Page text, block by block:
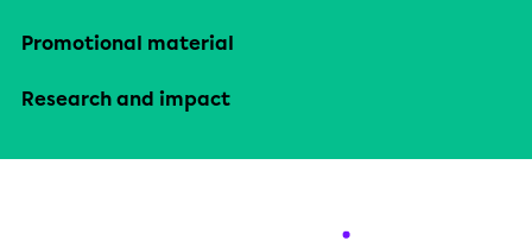
Promotional material
Research and impact